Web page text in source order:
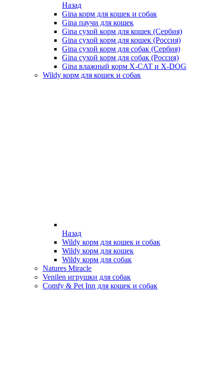
Назад
Gina корм для кошек и собак
Gina паучи для кошек
Gina сухой корм для кошек (Сербия)
Gina сухой корм для кошек (Россия)
Gina сухой корм для собак (Сербия)
Gina сухой корм для собак (Россия)
Gina влажный корм X-CAT и X-DOG
Wildy корм для кошек и собак
Назад
Wildy корм для кошек и собак
Wildy корм для кошек
Wildy корм для собак
Natures Miracle
Venilen игрушки для собак
Comfy & Pet Inn для кошек и собак